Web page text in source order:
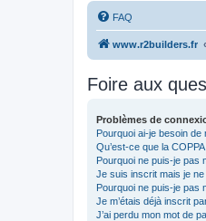
FAQ
www.r2builders.fr
Foire aux
Problèmes de
Pourquoi ai-je besoin de
Qu’est-ce que la
Pourquoi ne puis-je pas
Je suis inscrit mais je
Pourquoi ne puis-je pas
Je m’étais déjà inscrit
J’ai perdu mon mot de